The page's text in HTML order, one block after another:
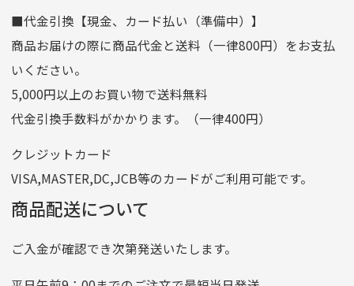
口座名義
株式会社一条
ゆうちょ銀行
ゆうちょ間
記号
14710
他銀行から
店名
四七八（読みヨンナナハチ）
店番
478
預金種目
普通預金
口座番号
0776226
■代金引換【現金、カード払い（準備中）】
商品お届けの際に商品代金と送料（一律800円）をお支払
いください。
5,000円以上のお買い物で送料無料
代金引換手数料がかかります。（一律400円）
クレジットカード
VISA,MASTER,DC,JCB等のカードがご利用可能です。
商品配送について
ご入金が確認でき次第発送いたします。